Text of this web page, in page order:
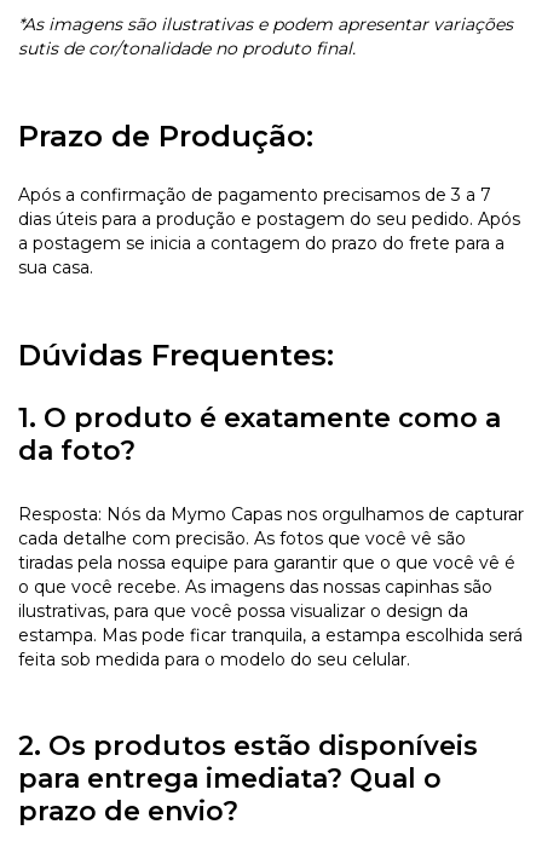
*As imagens são ilustrativas e podem apresentar variações
sutis de cor/tonalidade no produto final.
Prazo de Produção:
Após a confirmação de pagamento precisamos de 3 a 7
dias úteis para a produção e postagem do seu pedido. Após
a postagem se inicia a contagem do prazo do frete para a
sua casa.
Dúvidas Frequentes:
1. O produto é exatamente como a
da foto?
Resposta: Nós da Mymo Capas nos orgulhamos de capturar
cada detalhe com precisão. As fotos que você vê são
tiradas pela nossa equipe para garantir que o que você vê é
o que você recebe. As imagens das nossas capinhas são
ilustrativas, para que você possa visualizar o design da
estampa. Mas pode ficar tranquila, a estampa escolhida será
feita sob medida para o modelo do seu celular.
2. Os produtos estão disponíveis
para entrega imediata? Qual o
prazo de envio?